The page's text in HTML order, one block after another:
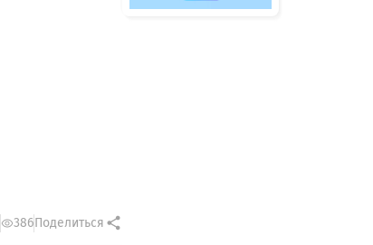
386Поделиться